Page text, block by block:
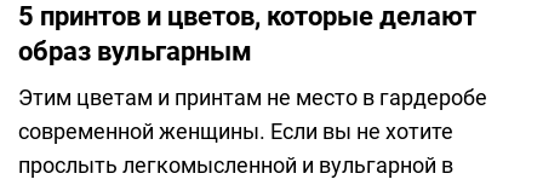
5 принтов и цветов, которые делают
образ вульгарным
Этим цветам и принтам не место в гардеробе
современной женщины. Если вы не хотите
прослыть легкомысленной и вульгарной в